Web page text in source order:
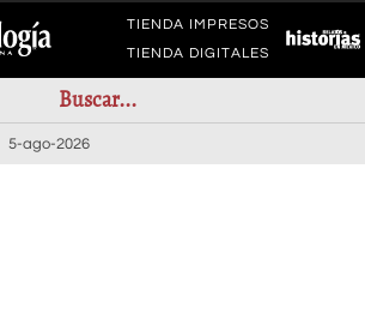
TIENDA IMPRESOS
TIENDA DIGITALES
5-ago-2026